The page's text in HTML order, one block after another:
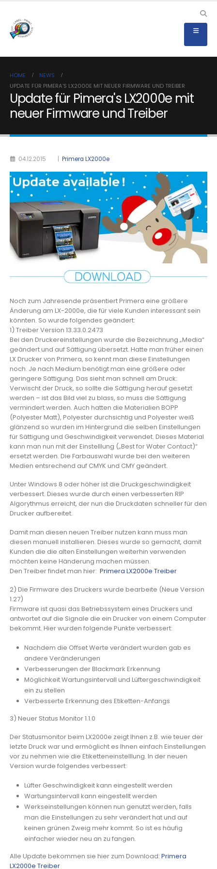
HOME
NEWS
UPDATE FÜR PIMERA'S LX2000E MIT NEUER FIRMWARE UND TREIBER
Update für Pimera's LX2000e mit
neuer Firmware und Treiber
04.12.2015 Primera LX2000e
Noch zum Jahresende präsentiert Primera eine größere
Änderung am LX-2000e, die für viele Kunden interessant sein
könnten. So wurde folgendes geändert:
1) Treiber Version 13.33.0.2473
Bei den Druckereinstellungen wurde die Bezeichnung „Media“
geändert und auf Sättigung übersetzt. Hatte man früher einen
LX Drucker von Primera, so kennt man diese Einstellungen
noch. Je nach Medium benötigt man eine größere oder
geringere Sättigung. Das sieht man schnell am Druck:
Verwischt der Druck, so sollte die Sättigung herauf gesetzt
werden – ist das Bild viel zu blass, so muss die Sättigung
vermindert werden. Auch hatten die Materialien BOPP
(Polyester Matt), Polyester durchsichtig und Polyester weiß
glänzend so wurden im Hintergrund die selben Einstellungen
für Sättigung und Geschwindigkeit verwendet. Dieses Material
kann man nun mit der Einstelllung („Best for Water Contact)“
ersetzt werden. Die Farbauswahl wurde bei den weiteren
Medien entsrechend auf CMYK und CMY geändert.
Unter Windows 8 oder höher ist die Druckgeschwindigkeit
verbessert. Dieses wurde durch einen verbesserten RIP
Algorythmus erreicht, der nun die Druckdaten schneller für den
Drucker aufbereitet.
Damit man diesen neuen Treiber nutzen kann muss man
diesen manuell installieren. Dieses wurde so gemacht, damit
Kunden die die alten Einstellungen weiterhin verwenden
möchten keine Händerung machen müssen.
Den Treiber findet man hier: Primera LX2000e Treiber
2) Die Firmware des Druckers wurde bearbeite (Neue Version
1.27)
Firmware ist quasi das Betriebssystem eines Druckers und
antwortet auf die Signale die ein Drucker von einem Computer
bekommt. Hier wurden folgende Punkte verbessert:
Nachdem die Offset Werte verändert wurden gab es
andere Veränderungen
Verbesserungen der Blackmark Erkennung
Möglichkeit Wartungsintervall und Lüftergeschwindigkeit
ein zu stellen
Verbesserte Erkennung des Etiketten-Anfangs
3) Neuer Status Monitor 1.1.0
Der Statusmonitor beim LX2000e zeigt Ihnen z.B. wie teuer der
letzte Druck war und ermöglicht es Ihnen einfach Einstellungen
vor zu nehmen wie die Etiketteneinstelllung. In der neuen
Version wurde folgendes verbessert:
Lüfter Geschwindigkeit kann eingestellt werden
Wartungsintervall kann eingestellt werden
Werkseinstellungen können nun genutzt werden, falls
man die Einstellungen zu sehr verändert hat und auf
keinen grünen Zweig mehr kommt. So ist es häufig
einfacher wieder neu an zu fangen.
Alle Update bekommen sie hier zum Download: Primera
LX2000e Treiber